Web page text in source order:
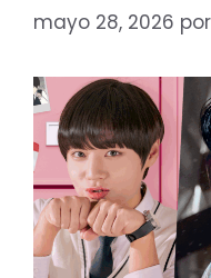
mayo 28, 2026 por